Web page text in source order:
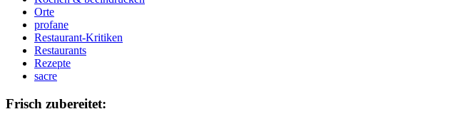
Orte
profane
Restaurant-Kritiken
Restaurants
Rezepte
sacre
Frisch zubereitet: